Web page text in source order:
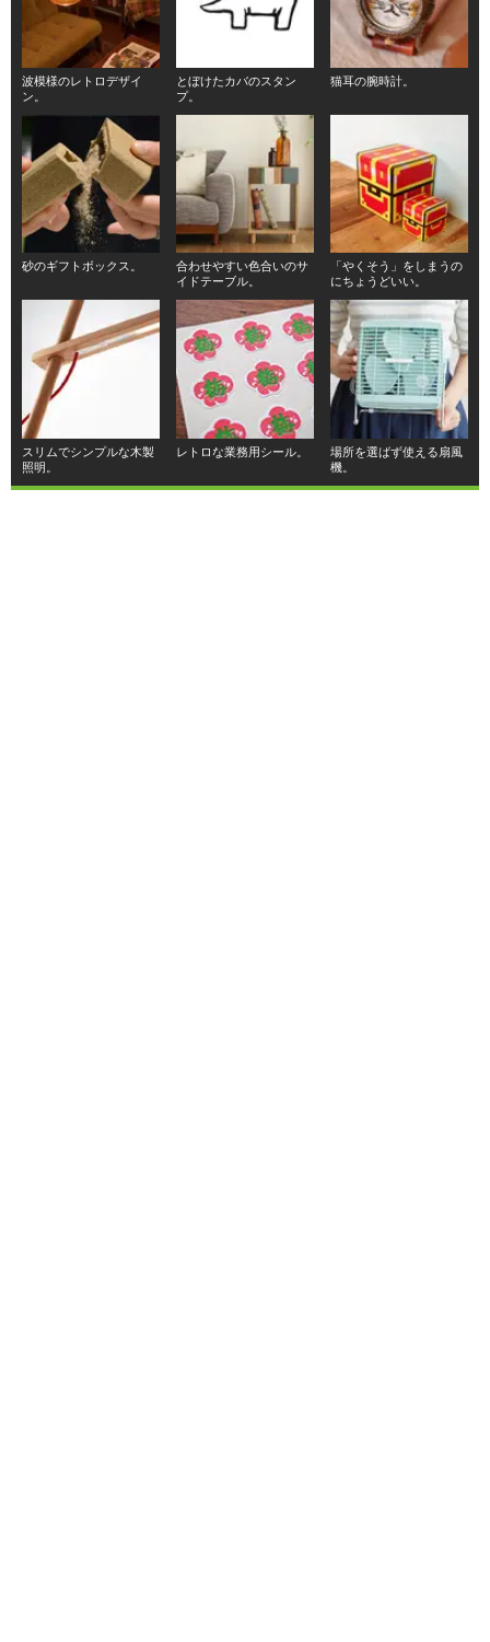
波模様のレトロデザイ
ン。
とぼけたカバのスタン
プ。
猫耳の腕時計。
砂のギフトボックス。
合わせやすい色合いのサ
イドテーブル。
「やくそう」をしまうの
にちょうどいい。
スリムでシンプルな木製
照明。
レトロな業務用シール。
場所を選ばず使える扇風
機。